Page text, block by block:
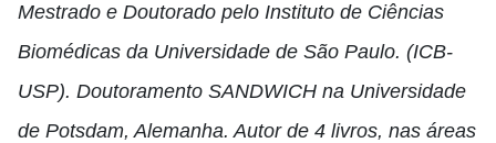
Mestrado e Doutorado pelo Instituto de Ciências
Biomédicas da Universidade de São Paulo. (ICB-
USP). Doutoramento SANDWICH na Universidade
de Potsdam, Alemanha. Autor de 4 livros, nas áreas